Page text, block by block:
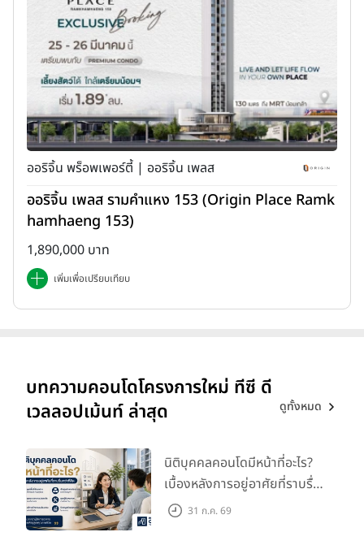
ออริจิ้น พร็อพเพอร์ตี้ | ออริจิ้น เพลส
ออริจิ้น เพลส รามคำแหง 153 (Origin Place Ramk
hamhaeng 153)
1,890,000 บาท
เพิ่มเพื่อเปรียบเทียบ
บทความคอนโดโครงการใหม่ ทีซี ดี
เวลลอปเม้นท์ ล่าสุด
ดูทั้งหมด
นิติบุคคลคอนโดมีหน้าที่อะไร?
เบื้องหลังการอยู่อาศัยที่ราบรื่น
กว่าที่คิด31 ก.ค. 69